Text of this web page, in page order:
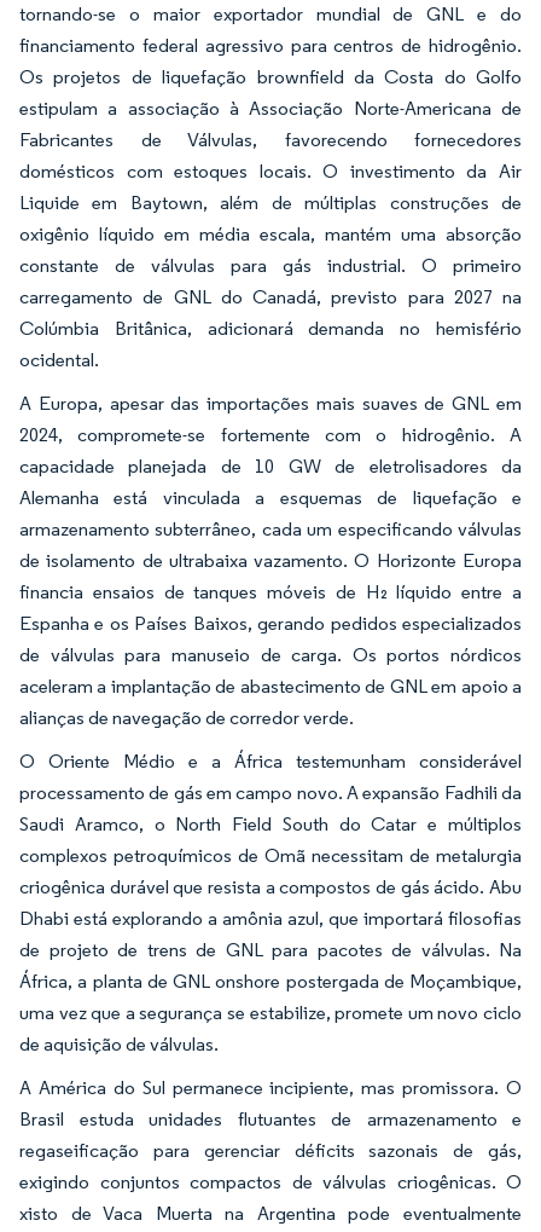
tornando-se o maior exportador mundial de GNL e do
financiamento federal agressivo para centros de hidrogênio.
Os projetos de liquefação brownfield da Costa do Golfo
estipulam a associação à Associação Norte-Americana de
Fabricantes de Válvulas, favorecendo fornecedores
domésticos com estoques locais. O investimento da Air
Liquide em Baytown, além de múltiplas construções de
oxigênio líquido em média escala, mantém uma absorção
constante de válvulas para gás industrial. O primeiro
carregamento de GNL do Canadá, previsto para 2027 na
Colúmbia Britânica, adicionará demanda no hemisfério
ocidental.
A Europa, apesar das importações mais suaves de GNL em
2024, compromete-se fortemente com o hidrogênio. A
capacidade planejada de 10 GW de eletrolisadores da
Alemanha está vinculada a esquemas de liquefação e
armazenamento subterrâneo, cada um especificando válvulas
de isolamento de ultrabaixa vazamento. O Horizonte Europa
financia ensaios de tanques móveis de H₂ líquido entre a
Espanha e os Países Baixos, gerando pedidos especializados
de válvulas para manuseio de carga. Os portos nórdicos
aceleram a implantação de abastecimento de GNL em apoio a
alianças de navegação de corredor verde.
O Oriente Médio e a África testemunham considerável
processamento de gás em campo novo. A expansão Fadhili da
Saudi Aramco, o North Field South do Catar e múltiplos
complexos petroquímicos de Omã necessitam de metalurgia
criogênica durável que resista a compostos de gás ácido. Abu
Dhabi está explorando a amônia azul, que importará filosofias
de projeto de trens de GNL para pacotes de válvulas. Na
África, a planta de GNL onshore postergada de Moçambique,
uma vez que a segurança se estabilize, promete um novo ciclo
de aquisição de válvulas.
A América do Sul permanece incipiente, mas promissora. O
Brasil estuda unidades flutuantes de armazenamento e
regaseificação para gerenciar déficits sazonais de gás,
exigindo conjuntos compactos de válvulas criogênicas. O
xisto de Vaca Muerta na Argentina pode eventualmente